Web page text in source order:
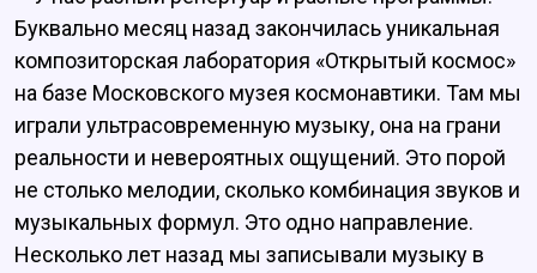
Буквально месяц назад закончилась уникальная
композиторская лаборатория «Открытый космос»
на базе Московского музея космонавтики. Там мы
играли ультрасовременную музыку, она на грани
реальности и невероятных ощущений. Это порой
не столько мелодии, сколько комбинация звуков и
музыкальных формул. Это одно направление.
Несколько лет назад мы записывали музыку в